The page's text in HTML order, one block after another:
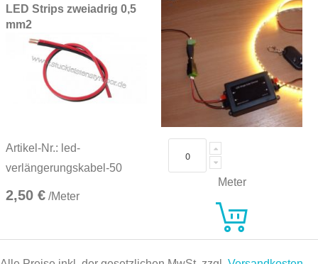
LED Strips zweiadrig 0,5
mm2
Artikel-Nr.: led-
verlängerungskabel-50
2,50 € /Meter
Meter